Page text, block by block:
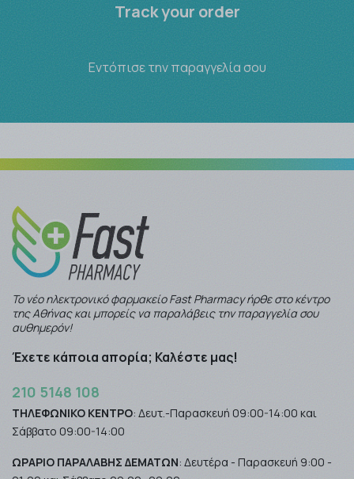
Track your order
Εντόπισε την παραγγελία σου
Το νέο ηλεκτρονικό φαρμακείο Fast Pharmacy ήρθε στο κέντρο
της Αθήνας και μπορείς να παραλάβεις την παραγγελία σου
αυθημερόν!
Έχετε κάποια απορία; Καλέστε μας!
210 5148 108
ΤΗΛΕΦΩΝΙΚΟ ΚΕΝΤΡΟ: Δευτ.-Παρασκευή 09:00-14:00 και
Σάββατο 09:00-14:00
ΩΡΑΡΙΟ ΠΑΡΑΛΑΒΗΣ ΔΕΜΑΤΩΝ: Δευτέρα - Παρασκευή 9:00 -